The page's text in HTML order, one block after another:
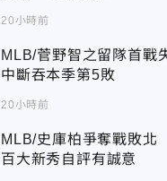
20小時前
MLB/菅野智之留隊首
中斷吞本季第5敗
20小時前
MLB/史庫柏爭奪戰敗
百大新秀自評有誠意